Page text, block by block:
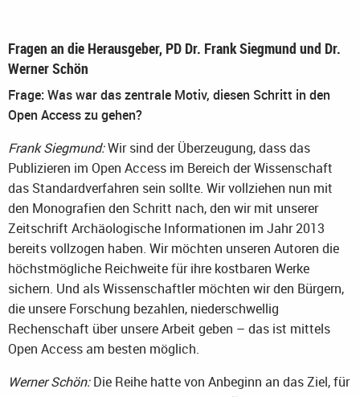
Fragen an die Herausgeber, PD Dr. Frank Siegmund und Dr.
Werner Schön
Frage: Was war das zentrale Motiv, diesen Schritt in den
Open Access zu gehen?
Frank Siegmund:Wir sind der Überzeugung, dass das
Publizieren im Open Access im Bereich der Wissenschaft
das Standardverfahren sein sollte. Wir vollziehen nun mit
den Monografien den Schritt nach, den wir mit unserer
Zeitschrift Archäologische Informationen im Jahr 2013
bereits vollzogen haben. Wir möchten unseren Autoren die
höchstmögliche Reichweite für ihre kostbaren Werke
sichern. Und als Wissenschaftler möchten wir den Bürgern,
die unsere Forschung bezahlen, niederschwellig
Rechenschaft über unsere Arbeit geben – das ist mittels
Open Access am besten möglich.
Werner Schön:Die Reihe hatte von Anbeginn an das Ziel, für